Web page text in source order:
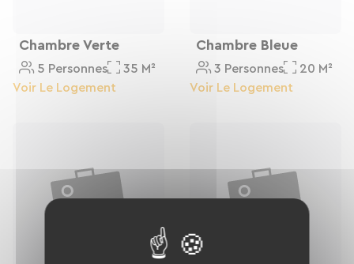
Chambre Verte
5 Personnes
35 M²
Voir Le Logement
Chambre Bleue
3 Personnes
20 M²
Voir Le Logement